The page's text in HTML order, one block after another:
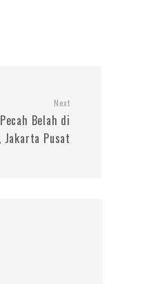
Next
Belah di
Jakarta Pusat